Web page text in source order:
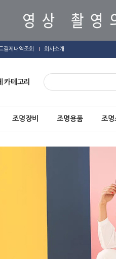
결제내역조회 회사소개
카테고리
조명장비 조명용품 조명